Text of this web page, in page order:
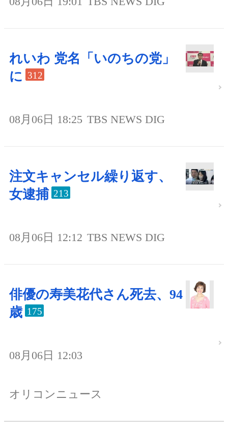
れいわ 党名「いのちの党」
に 312
08月06日 18:25 TBS NEWS DIG
注文キャンセル繰り返す、
女逮捕 213
08月06日 12:12 TBS NEWS DIG
俳優の寿美花代さん死去、94
歳 175
08月06日 12:03
オリコンニュース